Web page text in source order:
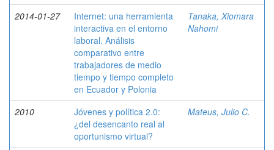
2014-01-27
Internet: una herramienta
interactiva en el entorno
laboral. Análisis
comparativo entre
trabajadores de medio
tiempo y tiempo completo
en Ecuador y Polonia
Tanaka, Xiomara
Nahomi
2010
Jóvenes y política 2.0:
¿del desencanto real al
oportunismo virtual?
Mateus, Julio C.